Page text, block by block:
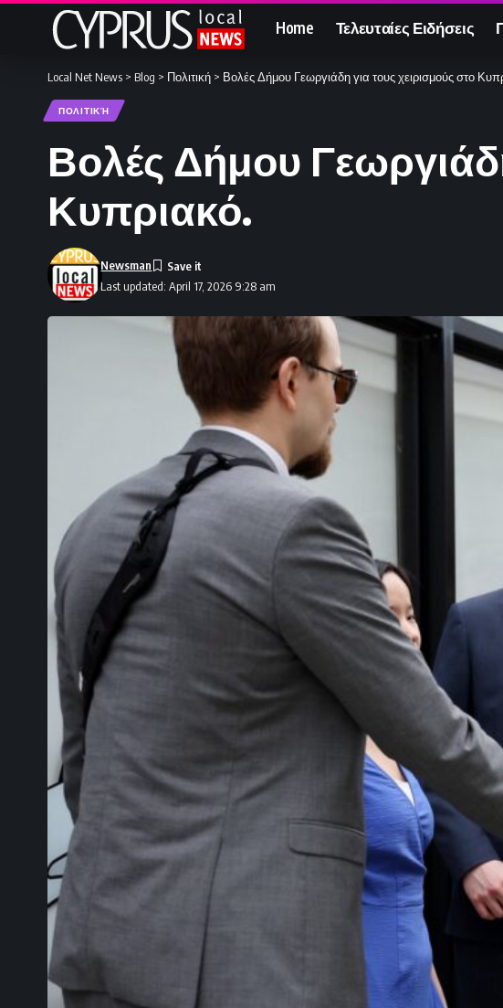
Home Τελευταίες Ειδήσεις
Local Net News > Blog > Πολιτική > Βολές Δήμου Γεωργιάδη για τους χειρισμούς στο
ΠΟΛΙΤΙΚΉ
Βολές Δήμου
Κυπριακό.
Last updated: April 17, 2026 9:28 am
Newsman